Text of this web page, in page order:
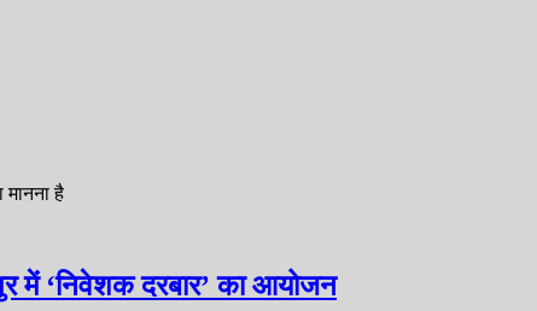
है
‘निवेशक दरबार’ का आयोजन